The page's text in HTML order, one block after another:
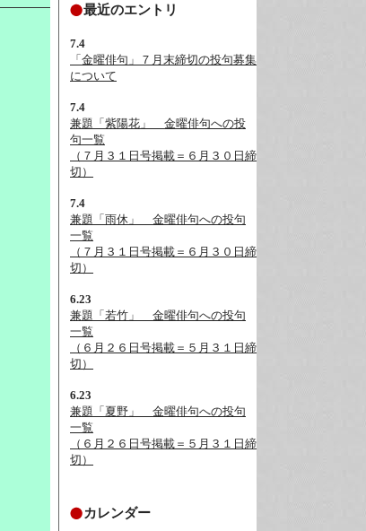
最近のエントリ
7.4
「金曜俳句」７月末締切の投句募集
について
7.4
兼題「紫陽花」__金曜俳句への投
句一覧
（７月３１日号掲載＝６月３０日締
切）
7.4
兼題「雨休」__金曜俳句への投句
一覧
（７月３１日号掲載＝６月３０日締
切）
6.23
兼題「若竹」__金曜俳句への投句
一覧
（６月２６日号掲載＝５月３１日締
切）
6.23
兼題「夏野」__金曜俳句への投句
一覧
（６月２６日号掲載＝５月３１日締
切）
カレンダー